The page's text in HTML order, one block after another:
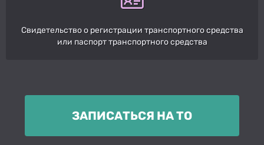
Свидетельство о регистрации транспортного средства
или паспорт транспортного средства
ЗАПИСАТЬСЯ НА ТО